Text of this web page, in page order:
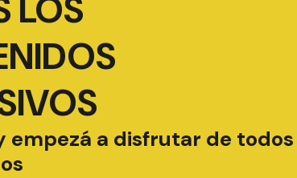
LOS
empezá a disfrutar de todos